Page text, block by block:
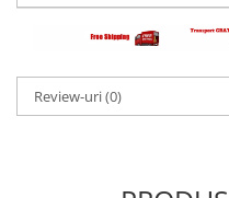
Review-uri(0)